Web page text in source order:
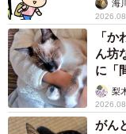
海
「
ん坊
に「
梨
がん